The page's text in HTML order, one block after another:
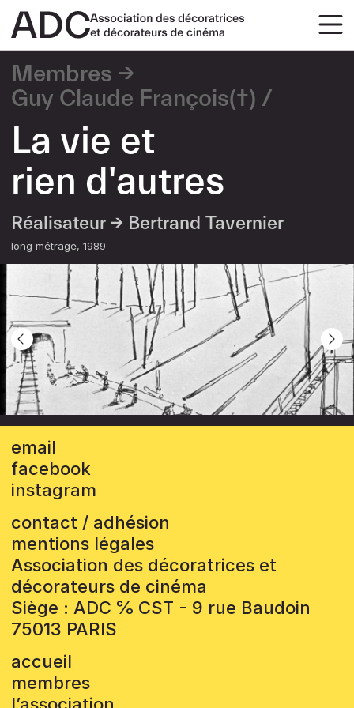
Membres
Guy Claude François(†)
La vie et
rien d'autres
Réalisateur → Bertrand Tavernier
long métrage 1989
email
facebook
instagram
contact / adhésion
mentions légales
Association des décoratrices et
décorateurs de cinéma
Siège : ADC ℅ CST - 9 rue Baudoin
75013 PARIS
accueil
membres